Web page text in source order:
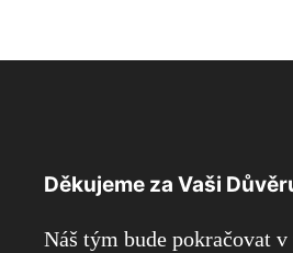
Děkujeme za Vaši
Náš tým bude pokračovat